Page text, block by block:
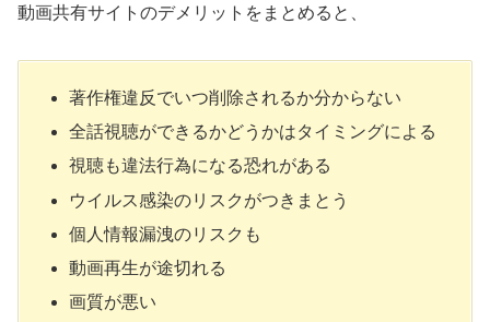
動画共有サイトのデメリットをまとめると、
著作権違反でいつ削除されるか分からない
全話視聴ができるかどうかはタイミングによる
視聴も違法行為になる恐れがある
ウイルス感染のリスクがつきまとう
個人情報漏洩のリスクも
動画再生が途切れる
画質が悪い